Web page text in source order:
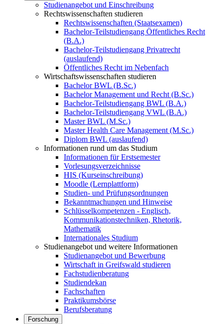
Studienangebot und Einschreibung
Rechtswissenschaften studieren
Rechtswissenschaften (Staatsexamen)
Bachelor-Teilstudiengang Öffentliches Recht
(B.A.)
Bachelor-Teilstudiengang Privatrecht
(auslaufend)
Öffentliches Recht im Nebenfach
Wirtschaftswissenschaften studieren
Bachelor BWL (B.Sc.)
Bachelor Management und Recht (B.Sc.)
Bachelor-Teilstudiengang BWL (B.A.)
Bachelor-Teilstudiengang VWL (B.A.)
Master BWL (M.Sc.)
Master Health Care Management (M.Sc.)
Diplom BWL (auslaufend)
Informationen rund um das Studium
Informationen für Erstsemester
Vorlesungsverzeichnisse
HIS (Kurseinschreibung)
Moodle (Lernplattform)
Studien- und Prüfungsordnungen
Bekanntmachungen und Hinweise
Schlüsselkompetenzen - Englisch,
Kommunikationstechniken, Rhetorik,
Mathematik
Internationales Studium
Studienangebot und weitere Informationen
Studienangebot und Bewerbung
Wirtschaft in Greifswald studieren
Fachstudienberatung
Studiendekan
Fachschaften
Praktikumsbörse
Berufsberatung
Forschung